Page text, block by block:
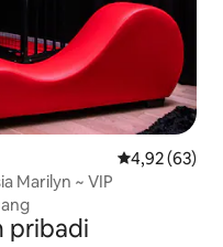
Nilai rata-rata
4,92 (63)
Marilyn ~ VIP
pribadi